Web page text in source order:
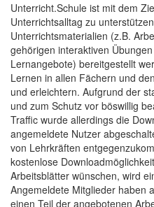
Unterricht.Schule ist mit dem
Unterrichtsalltag zu
Unterrichtsmaterialien (z.B.
gehörigen interaktiven
Lernangebote) bereitgestellt
Lernen in allen Fächern und
und erleichtern. Aufgrund der
und zum Schutz vor böswillig
Traffic wurde allerdings die
angemeldete Nutzer
von Lehrkräften
kostenlose
Arbeitsblätter wünschen, wird
Angemeldete Mitglieder haben
einen Teil der angebotenen